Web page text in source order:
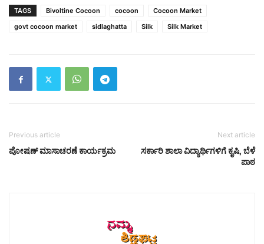
TAGS Bivoltine Cocoon cocoon
Cocoon Market
govt cocoon market
sidlaghatta Silk Silk Market
Previous article
ಪೋಷಣ್ ಮಾಸಾಚರಣೆ ಕಾರ್ಯಕ್ರಮ
Next article
ಸರ್ಕಾರಿ ಶಾಲಾ ವಿದ್ಯಾರ್ಥಿಗಳಿಗೆ ಕೃಷಿ, ಬೆಳೆ
ಪಾಠ